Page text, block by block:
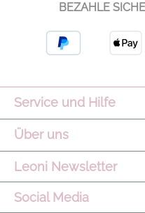
Qualität,
Detail, weicher
Pflegehinweis:
bügeln, liegend
Ausleuchtung des
BEZAHLE
Service und Hilfe
Über uns
Leoni Newsletter
Social Media